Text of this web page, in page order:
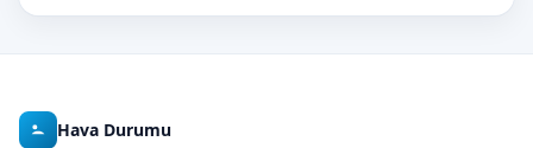
Hava Durumu